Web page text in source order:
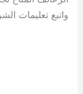
واتبع تعليمات